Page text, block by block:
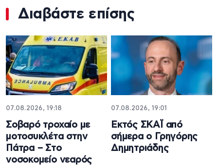
Διαβάστε επίσης
07.08.2026, 19:18
Σοβαρό τροχαίο με
μοτοσυκλέτα στην
Πάτρα – Στο
νοσοκομείο νεαρός
07.08.2026, 19:01
Εκτός ΣΚΑΪ από
σήμερα ο Γρηγόρης
Δημητριάδης